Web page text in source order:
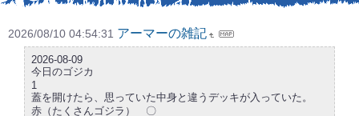
2026/08/10 04:54:31 アーマーの雑記
2026-08-09
今日のゴジカ
1
蓋を開けたら、思っていた中身と違うデッキが入っていた。
赤（たくさんゴジラ） 〇